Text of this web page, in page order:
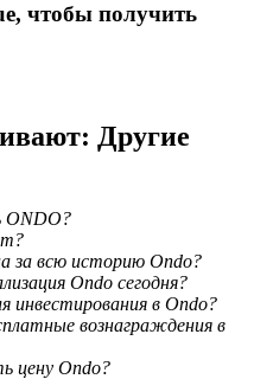
криптовалютой
чтобы получить
Другие
ONDO?
за всю историю Ondo?
Ondo сегодня?
инвестирования в Ondo?
вознаграждения в
цену Ondo?